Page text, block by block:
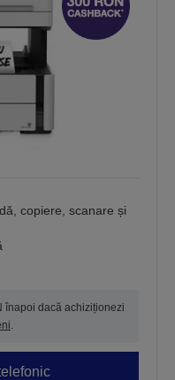
copiere, scanare și
înapoi dacă achiziționezi
.